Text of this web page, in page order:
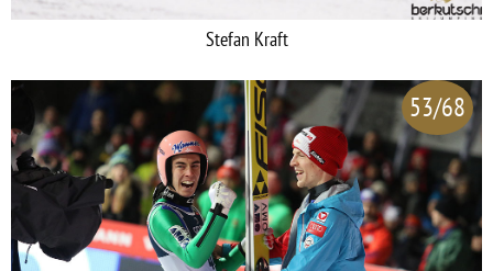
Stefan Kraft
53/68